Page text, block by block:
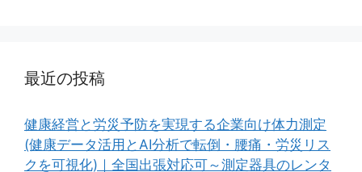
最近の投稿
健康経営と労災予防を実現する企業向け体力測定
(健康データ活用とAI分析で転倒・腰痛・労災リス
クを可視化)｜全国出張対応可～測定器具のレンタ